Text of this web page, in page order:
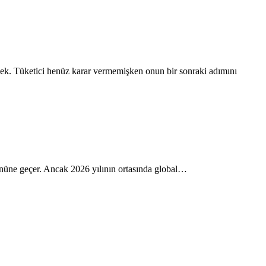
Tüketici henüz karar vermemişken onun bir sonraki adımını
geçer. Ancak 2026 yılının ortasında global…